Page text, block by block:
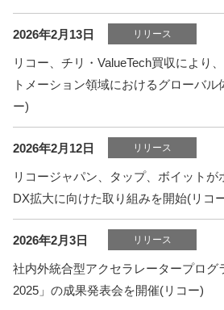
2026年2月13日 リリース
リコー、チリ・ValueTech買収により
トメーション領域におけるグローバル
ー)
2026年2月12日 リリース
リコージャパン、タップ、ボイットが
DX拡大に向けた取り組みを開始(リコ
2026年2月3日 リリース
社内外統合型アクセラレータープログ
2025」の成果発表会を開催(リコー)